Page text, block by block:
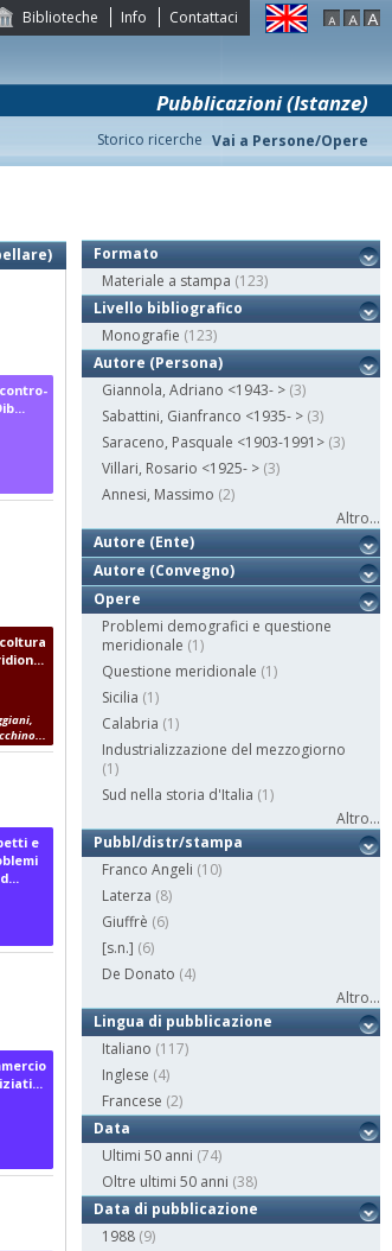
Biblioteche Info Contattaci
Storico ricerche
Pubblicazioni (Istanze)
Vai a Persone/Opere
e
d...
Formato
Materiale a stampa (123)
Livello bibliografico
Monografie (123)
Autore (Persona)
Giannola, Adriano <1943- > (3)
Sabattini, Gianfranco <1935- > (3)
Saraceno, Pasquale <1903-1991> (3)
Villari, Rosario <1925- > (3)
Annesi, Massimo (2)
Altro...
Autore (Ente)
Autore (Convegno)
Opere
Problemi demografici e questione
meridionale (1)
Questione meridionale (1)
Sicilia (1)
Calabria (1)
Industrializzazione del mezzogiorno
(1)
Sud nella storia d'Italia (1)
Altro...
Pubbl/distr/stampa
Franco Angeli (10)
Laterza (8)
Giuffrè (6)
[s.n.] (6)
De Donato (4)
Altro...
Lingua di pubblicazione
Italiano (117)
Inglese (4)
Francese (2)
Data
Ultimi 50 anni (74)
Oltre ultimi 50 anni (38)
Data di pubblicazione
1988 (9)